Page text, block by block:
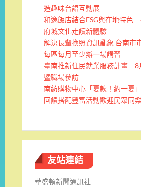
造趣味台語互動展
和逸飯店結合ESG與在地特色
府城文化走讀新體驗
解決長輩換照資訊亂象 台南市
每區每月至少辦一場講習
臺南推新住民就業服務計畫 8
暨職場參訪
南紡購物中心「夏款！約一夏
回饋搭配豐富活動歡迎民眾同樂
友站連結
華盛頓新聞通訊社